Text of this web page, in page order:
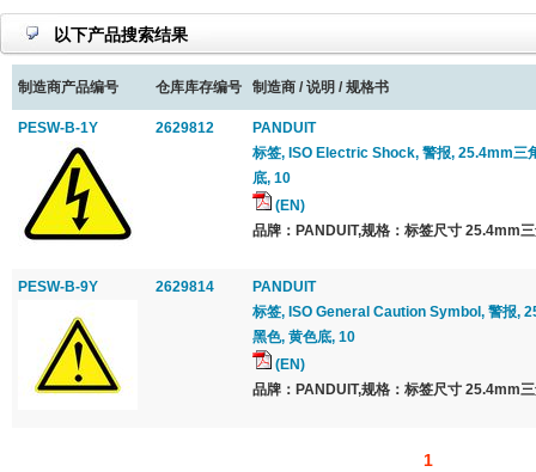
以下产品搜索结果
制造商产品编号 仓库库存编号 制造商 / 说明 / 规格书
PESW-B-1Y 2629812
PANDUIT
标签, ISO Electric Shock, 警报, 25.4mm三
底, 10
(EN)
品牌：PANDUIT,规格：标签尺寸 25.4mm
PESW-B-9Y 2629814
PANDUIT
标签, ISO General Caution Symbol, 警报,
黑色, 黄色底, 10
(EN)
品牌：PANDUIT,规格：标签尺寸 25.4mm
1